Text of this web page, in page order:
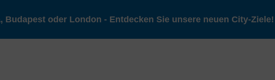
Budapest oder London - Entdecken Sie unsere neuen City-